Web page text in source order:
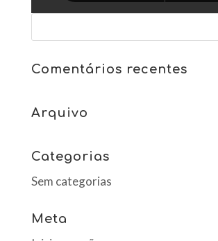
Comentários recentes
Arquivo
Categorias
Sem categorias
Meta